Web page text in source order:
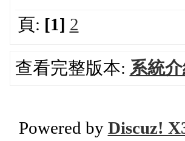
頁: [1] 2
查看完整版本: 系統
Powered by Discuz!